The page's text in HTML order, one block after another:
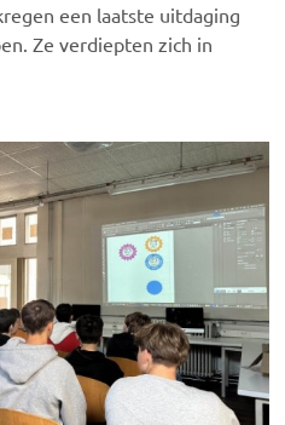
een laatste uitdaging
Ze verdiepten zich in